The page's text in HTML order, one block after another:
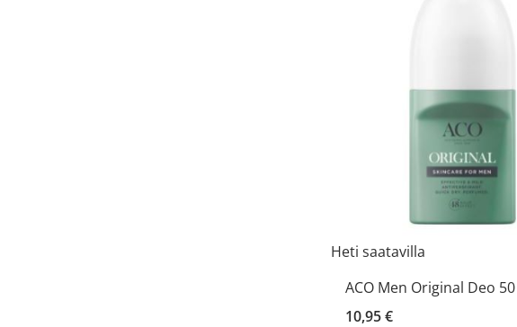
Heti saatavilla
ACO Men Original Deo
10,95 €